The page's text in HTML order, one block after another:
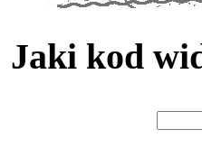
Jaki kod